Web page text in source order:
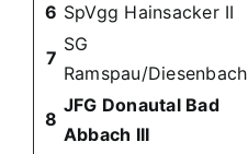
6 SpVgg Hainsacker II
7
SG
Ramspau/Diesenbach
8
JFG Donautal Bad
Abbach III